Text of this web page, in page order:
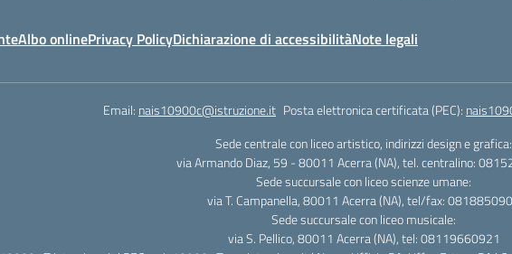
Albo onlinePrivacy PolicyDichiarazione di accessibilitàNote legali
Email: nais10900c@istruzione.it Posta elettronica certificata (PEC):
Sede centrale con liceo artistico, indirizzi design e grafica:
via Armando Diaz, 59 - 80011 Acerra (NA), tel. centralino:
Sede succursale con liceo scienze umane:
via T. Campanella, 80011 Acerra (NA), tel/fax:
Sede succursale con liceo musicale:
via S. Pellico, 80011 Acerra (NA), tel: 08119660921